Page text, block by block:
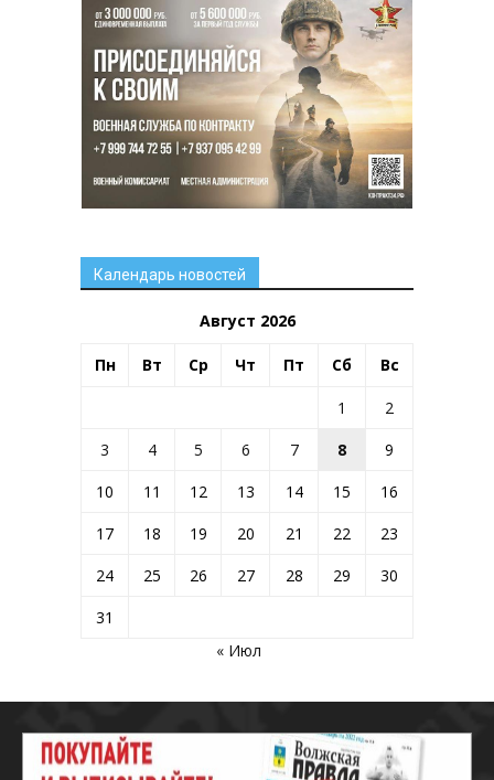
Календарь новостей
Август 2026
Пн Вт Ср Чт Пт Сб Вс
1
2
3
4 5 6 7 8
9
10
11 12 13 14 15
16
17
18 19 20 21 22
23
24
25 26 27 28 29
30
31
« Июл